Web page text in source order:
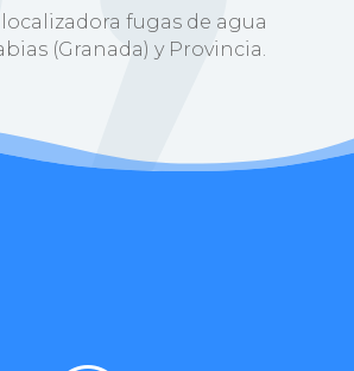
fugas de agua
(Granada) y Provincia.